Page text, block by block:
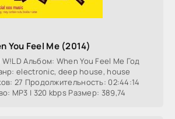
You Feel Me (2014)
Альбом: When You Feel Me Год
electronic, deep house, house
27 Продолжительность: 02:44:14
MP3 | 320 kbps Размер: 389,74